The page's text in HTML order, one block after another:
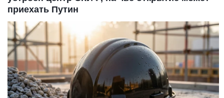
приехать Путин